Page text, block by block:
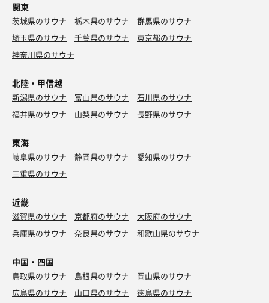
関東
茨城県のサウナ 栃木県のサウナ
群馬県のサウナ
埼玉県のサウナ
千葉県のサウナ
東京都のサウナ
神奈川県のサウナ
北陸・甲信越
新潟県のサウナ 富山県のサウナ
石川県のサウナ
福井県のサウナ
山梨県のサウナ 長野県のサウナ
東海
岐阜県のサウナ 静岡県のサウナ
愛知県のサウナ
三重県のサウナ
近畿
滋賀県のサウナ 京都府のサウナ
大阪府のサウナ
兵庫県のサウナ
奈良県のサウナ 和歌山県のサウナ
中国・四国
鳥取県のサウナ 島根県のサウナ
岡山県のサウナ
広島県のサウナ
山口県のサウナ
徳島県のサウナ